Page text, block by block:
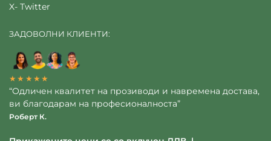
X- Twitter
ЗАДОВОЛНИ КЛИЕНТИ:
★★★★★
“Одличен квалитет на прозиводи и навремена достава,
ви благодарам на професионалноста”
Роберт К.